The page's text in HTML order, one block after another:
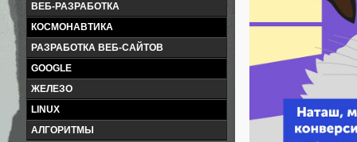
ВЕБ-РАЗРАБОТКА
КОСМОНАВТИКА
РАЗРАБОТКА ВЕБ-САЙТОВ
GOOGLE
ЖЕЛЕЗО
LINUX
АЛГОРИТМЫ